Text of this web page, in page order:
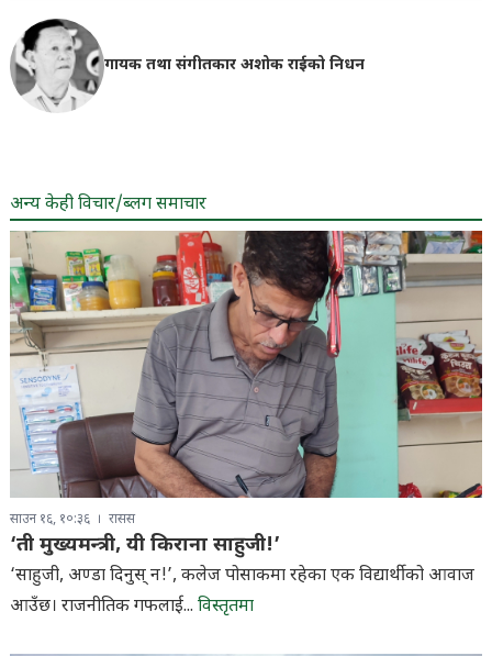
गायक तथा संगीतकार अशोक राईको निधन
अन्य केही विचार/ब्लग समाचार
साउन १६, १०:३६ रासस
‘ती मुख्यमन्त्री, यी किराना साहुजी!’
‘साहुजी, अण्डा दिनुस् न!’, कलेज पोसाकमा रहेका एक विद्यार्थीको आवाज
आउँछ। राजनीतिक गफलाई... विस्तृतमा